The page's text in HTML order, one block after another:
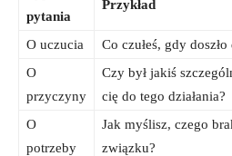
pytania
Przykład
O uczucia
Co czułeś, gdy
O
przyczyny
Czy był jakiś
cię do tego działania?
O
potrzeby
Jak myślisz, czego
związku?